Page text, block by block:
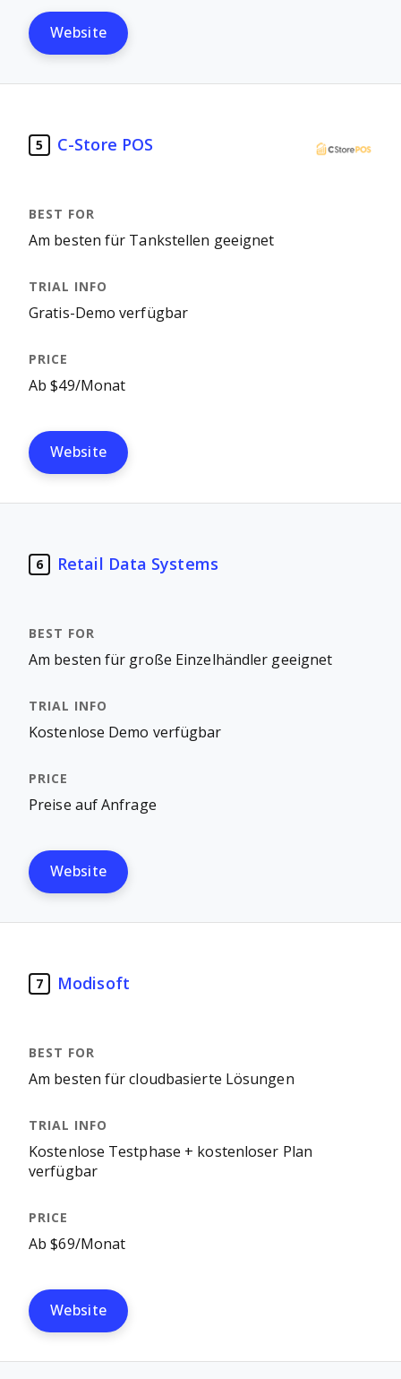
Website
5 C-Store POS
Am besten für Tankstellen geeignet
Gratis-Demo verfügbar
Ab $49/Monat
Website
6 Retail Data Systems
Am besten für große Einzelhändler geeignet
Kostenlose Demo verfügbar
Preise auf Anfrage
Website
7 Modisoft
Am besten für cloudbasierte Lösungen
Kostenlose Testphase + kostenloser Plan
verfügbar
Ab $69/Monat
Website